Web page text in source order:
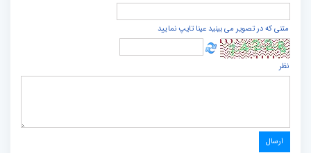
متنی که در تصویر می بینید عینا تایپ نمایید
نظر